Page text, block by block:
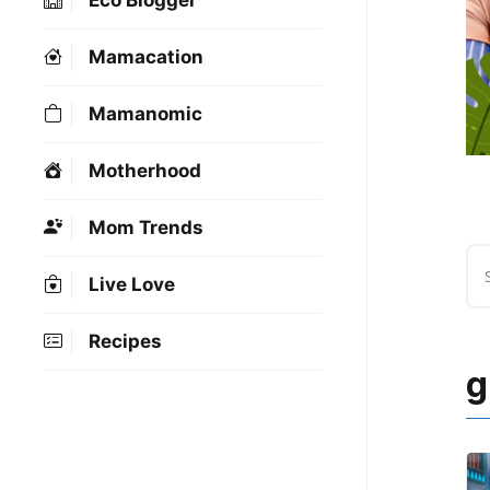
Mamacation
Mamanomic
Motherhood
Mom Trends
Live Love
Recipes